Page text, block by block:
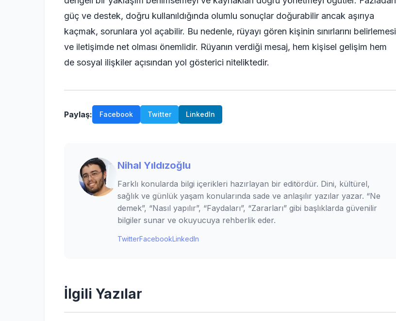
güç ve destek, doğru kullanıldığında olumlu sonuçlar doğurabilir ancak aşırıya
kaçmak, sorunlara yol açabilir. Bu nedenle, rüyayı gören kişinin sınırlarını belirlemesi
ve iletişimde net olması önemlidir. Rüyanın verdiği mesaj, hem kişisel gelişim hem
de sosyal ilişkiler açısından yol gösterici niteliktedir.
Paylaş: Facebook Twitter LinkedIn
Nihal Yıldızoğlu
Farklı konularda bilgi içerikleri hazırlayan bir editördür. Dini, kültürel,
sağlık ve günlük yaşam konularında sade ve anlaşılır yazılar yazar. “Ne
demek”, “Nasıl yapılır”, “Faydaları”, “Zararları” gibi başlıklarda güvenilir
bilgiler sunar ve okuyucuya rehberlik eder.
TwitterFacebookLinkedIn
İlgili Yazılar